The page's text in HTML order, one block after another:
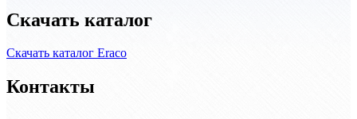
Скачать каталог
Скачать каталог Eraco
Контакты